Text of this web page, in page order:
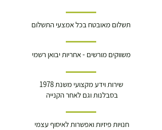
תשלום מאובטח בכל אמצעי התשלום
משווקים מורשים - אחריות יבואן רשמי
שירות וידע מקצועי משנת 1978
בסבלנות וגם לאחר הקנייה
חנויות פיזיות ואפשרות לאיסוף עצמי